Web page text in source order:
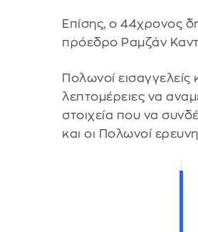
Επίσης, ο 44χρονος
πρόεδρο Ραμζάν
Πολωνοί εισαγγελείς
λεπτομέρειες να
στοιχεία που να
και οι Πολωνοί